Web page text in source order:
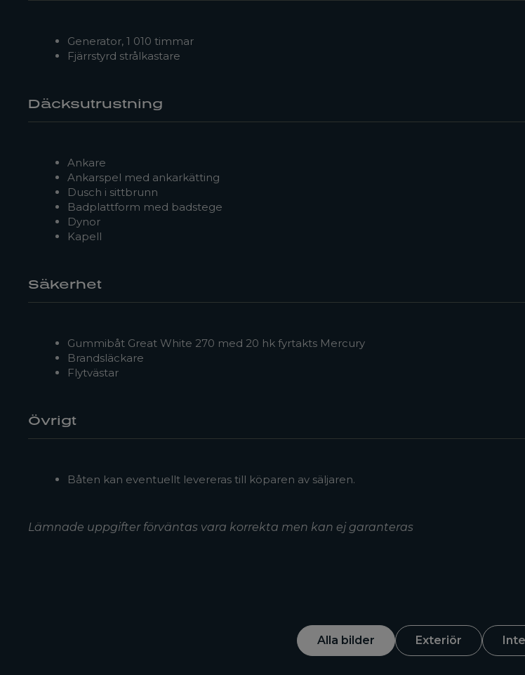
Generator, 1 010 timmar
Fjärrstyrd strålkastare
Däcksutrustning
Ankare
Ankarspel med ankarkätting
Dusch i sittbrunn
Badplattform med badstege
Dynor
Kapell
Säkerhet
Gummibåt Great White 270 med 20 hk fyrtakts Mercury
Brandsläckare
Flytvästar
Övrigt
Båten kan eventuellt levereras till köparen av säljaren.
Lämnade uppgifter förväntas vara korrekta men kan ej garanteras
Alla bilder Exteriör